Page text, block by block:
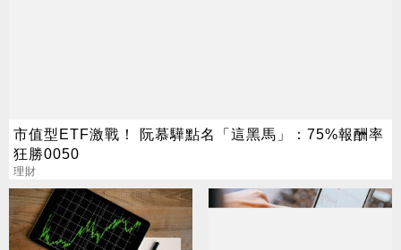
市值型ETF激戰！ 阮慕驊點名「這黑馬」：75%報酬率
狂勝0050
理財